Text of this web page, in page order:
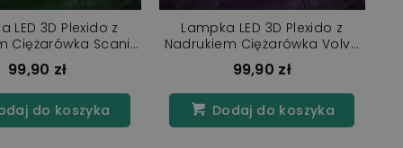
LED 3D Plexido z
Ciężarówka Scania
R560
99,90 zł
do koszyka
Lampka LED 3D Plexido z
Nadrukiem Ciężarówka Volvo
FH
99,90 zł
Dodaj do koszyka